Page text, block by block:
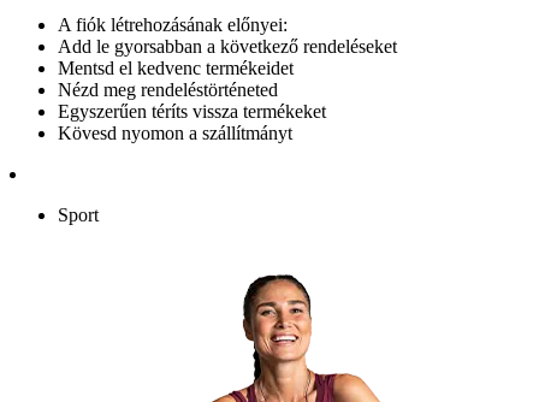
A fiók létrehozásának előnyei:
Add le gyorsabban a következő rendeléseket
Mentsd el kedvenc termékeidet
Nézd meg rendeléstörténeted
Egyszerűen téríts vissza termékeket
Kövesd nyomon a szállítmányt
Sport